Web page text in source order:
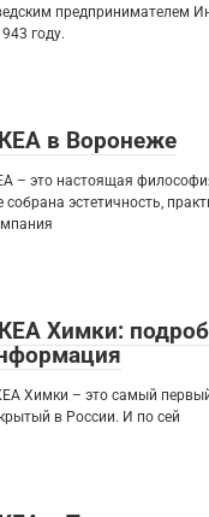
предпринимателем
году.
в Воронеже
– это настоящая
собрана эстетичность,
Химки:
Химки – это самый
в России. И по сей